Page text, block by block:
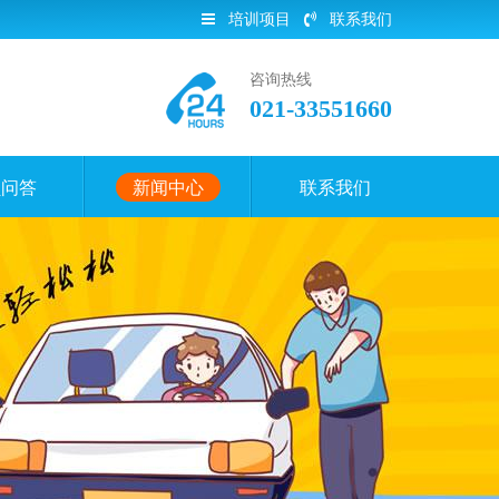
培训项目 联系我们
咨询热线
021-33551660
答 新闻中心 联系我们